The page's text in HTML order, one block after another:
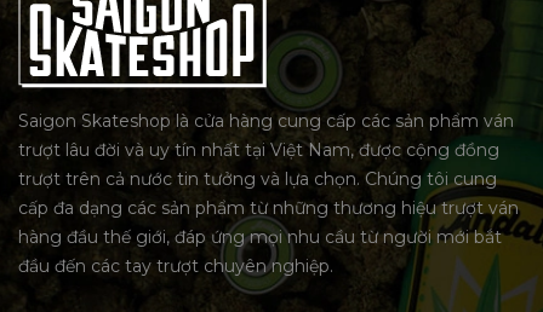
Saigon Skateshop là cửa hàng cung cấp các sản phẩm ván
trượt lâu đời và uy tín nhất tại Việt Nam, được cộng đồng
trượt trên cả nước tin tưởng và lựa chọn. Chúng tôi cung
cấp đa dạng các sản phẩm từ những thương hiệu trượt ván
hàng đầu thế giới, đáp ứng mọi nhu cầu từ người mới bắt
đầu đến các tay trượt chuyên nghiệp.